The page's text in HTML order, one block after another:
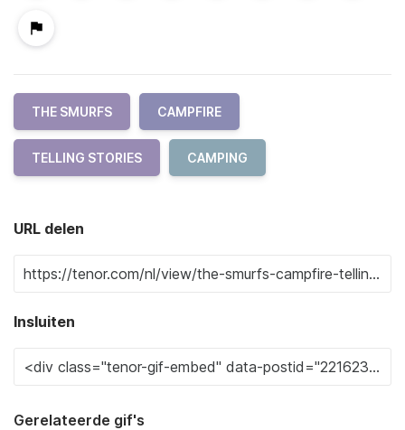
THE SMURFS CAMPFIRE
TELLING STORIES CAMPING
URL delen
Insluiten
Gerelateerde gif's